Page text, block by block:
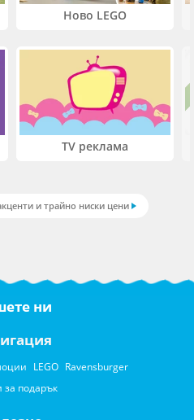
Ново LEGO
TV реклама
и трайно ниски цени
ни
LEGO Ravensburger
за подарък